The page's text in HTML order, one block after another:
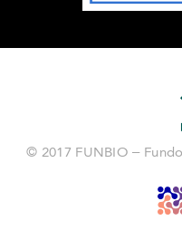
© 2017 FUNBIO –